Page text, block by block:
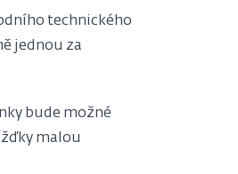
technického
jednou za
bude možné
malou